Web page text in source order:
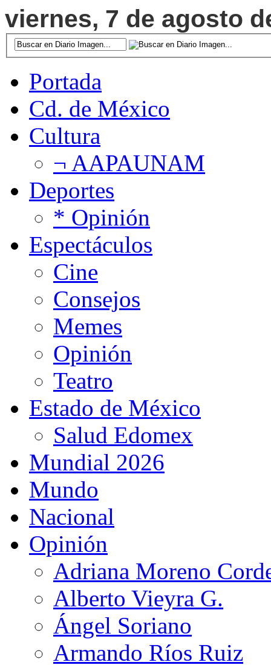
viernes, 7 de agosto
Portada
Cd. de México
Cultura
¬ AAPAUNAM
Deportes
* Opinión
Espectáculos
Cine
Consejos
Memes
Opinión
Teatro
Estado de México
Salud Edomex
Mundial 2026
Mundo
Nacional
Opinión
Adriana Moreno
Alberto Vieyra G.
Ángel Soriano
Armando Ríos Ruiz